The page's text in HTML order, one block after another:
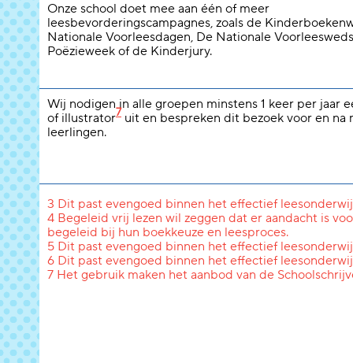
Onze school doet mee aan één of meer
leesbevorderingscampagnes, zoals de
Nationale Voorleesdagen, De Nationale
Poëzieweek of de Kinderjury.
Wij nodigen in alle groepen minstens 1 keer per jaar
of illustrator7 uit en bespreken dit bezoek voor en na
leerlingen.
3 Dit past evengoed binnen het effectief
4 Begeleid vrij lezen wil zeggen dat er aandacht is
begeleid bij hun boekkeuze en leesproces.
5 Dit past evengoed binnen het effectief
6 Dit past evengoed binnen het effectief
7 Het gebruik maken het aanbod van de